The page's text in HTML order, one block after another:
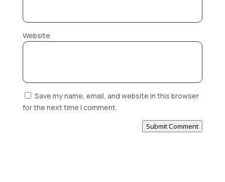
Website
Save my name, email, and website in this browser
for the next time I comment.
Submit Comment